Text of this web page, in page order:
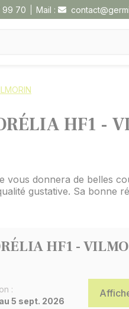
99 70 Mail :
HF1 -
vous donnera de belles
gustative. Sa bonne
HF1 -
:
5 sept. 2026